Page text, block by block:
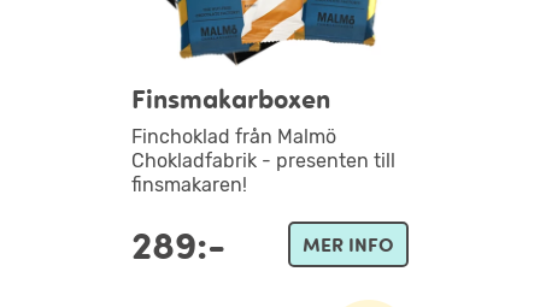
Finsmakarboxen
Finchoklad från Malmö
Chokladfabrik - presenten till
finsmakaren!
289:- MER INFO